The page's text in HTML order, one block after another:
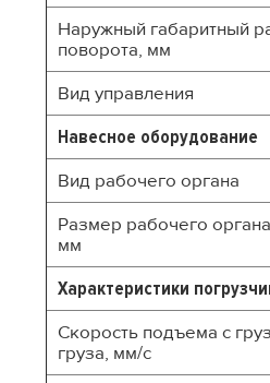
Наружный габаритный
поворота, мм
Вид управления
Навесное оборудование
Вид рабочего органа
Размер рабочего
мм
Характеристики
Скорость подъема с
груза, мм/с